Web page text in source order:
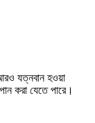
যত্নবান হওয়া
করা যেতে পারে।